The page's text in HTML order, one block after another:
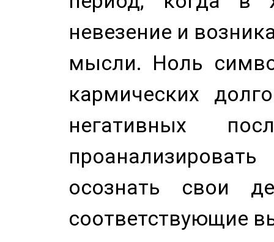
невезение и
мысли. Ноль
кармических
негативных
осознать свои
соответствующие